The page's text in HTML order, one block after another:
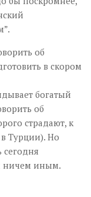
об
в скором
богатый
об
страдают, к
Турции). Но
сегодня
ничем иным.